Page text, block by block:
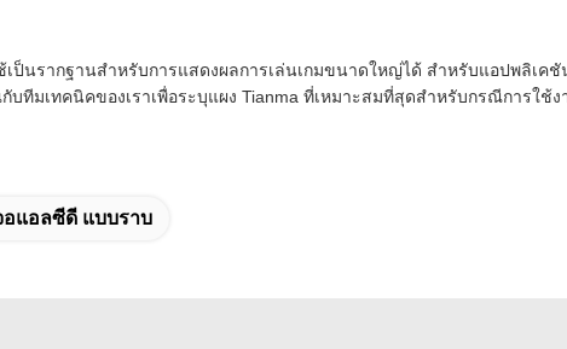
นรากฐานสำหรับการแสดงผลการเล่นเกมขนาดใหญ่ได้ สำหรับแอปพลิเค
ทีมเทคนิคของเราเพื่อระบุแผง Tianma ที่เหมาะสมที่สุดสำหรับกรณีการใช้
อแอลซีดี แบบราบ